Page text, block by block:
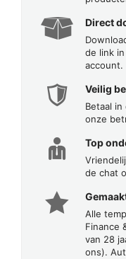
Direct
de link
account.
Veilig
Betaal
onze
Top
de chat
Alle
Finance
van 28
ons).